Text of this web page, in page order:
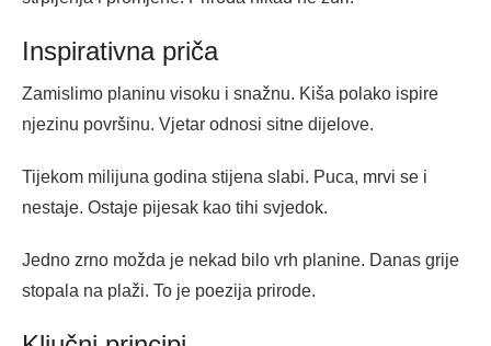
Inspirativna priča
Zamislimo planinu visoku i snažnu. Kiša polako ispire
njezinu površinu. Vjetar odnosi sitne dijelove.
Tijekom milijuna godina stijena slabi. Puca, mrvi se i
nestaje. Ostaje pijesak kao tihi svjedok.
Jedno zrno možda je nekad bilo vrh planine. Danas grije
stopala na plaži. To je poezija prirode.